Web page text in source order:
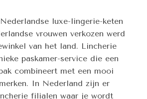
luxe-lingerie-keten
vrouwen verkozen werd
van het land. Lincherie
paskamer-service die een
combineert met een mooi
In Nederland zijn er
filialen waar je wordt